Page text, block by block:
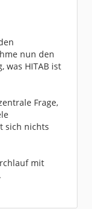
nun den
was HITAB ist
Frage,
sich nichts
mit